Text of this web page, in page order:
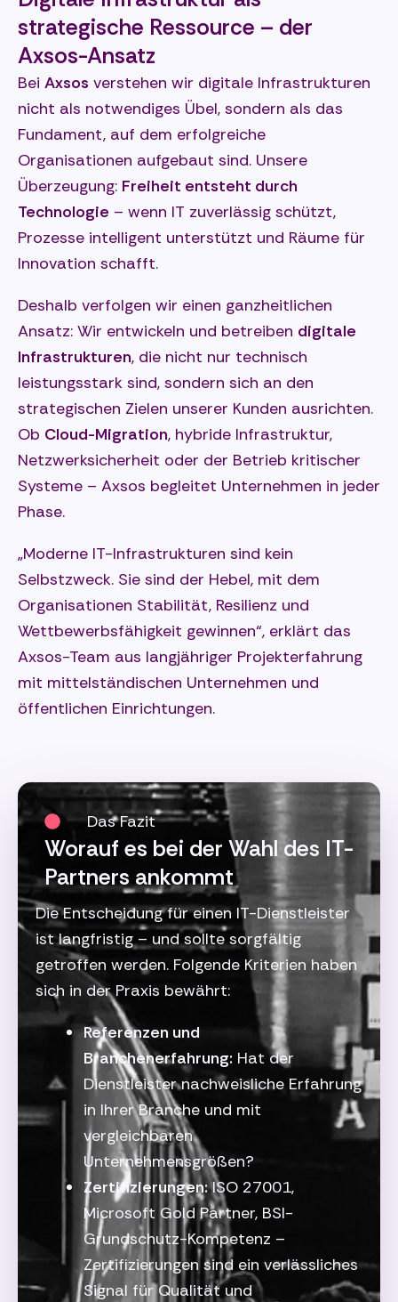
strategische Ressource – der
Axsos-Ansatz
Bei Axsos verstehen wir digitale Infrastrukturen
nicht als notwendiges Übel, sondern als das
Fundament, auf dem erfolgreiche
Organisationen aufgebaut sind. Unsere
Überzeugung: Freiheit entsteht durch
Technologie – wenn IT zuverlässig schützt,
Prozesse intelligent unterstützt und Räume für
Innovation schafft.
Deshalb verfolgen wir einen ganzheitlichen
Ansatz: Wir entwickeln und betreiben digitale
Infrastrukturen, die nicht nur technisch
leistungsstark sind, sondern sich an den
strategischen Zielen unserer Kunden ausrichten.
Ob Cloud-Migration, hybride Infrastruktur,
Netzwerksicherheit oder der Betrieb kritischer
Systeme – Axsos begleitet Unternehmen in jeder
Phase.
„Moderne IT-Infrastrukturen sind kein
Selbstzweck. Sie sind der Hebel, mit dem
Organisationen Stabilität, Resilienz und
Wettbewerbsfähigkeit gewinnen“, erklärt das
Axsos-Team aus langjähriger Projekterfahrung
mit mittelständischen Unternehmen und
öffentlichen Einrichtungen.
Das Fazit
Worauf es bei der Wahl des IT-
Partners ankommt
Die Entscheidung für einen IT-Dienstleister
ist langfristig – und sollte sorgfältig
getroffen werden. Folgende Kriterien haben
sich in der Praxis bewährt:
Referenzen und
Branchenerfahrung: Hat der
Dienstleister nachweisliche Erfahrung
in Ihrer Branche und mit
vergleichbaren
Unternehmensgrößen?
Zertifizierungen:ISO 27001,
Microsoft Gold Partner, BSI-
Grundschutz-Kompetenz –
Zertifizierungen sind ein verlässliches
Signal für Qualität und